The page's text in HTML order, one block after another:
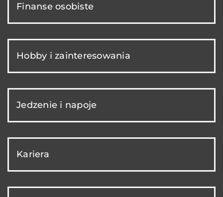
Finanse osobiste
Hobby i zainteresowania
Jedzenie i napoje
Kariera